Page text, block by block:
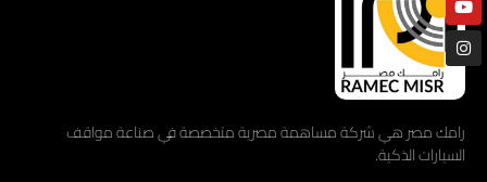
رامك مصر هي شركة مساهمة مصرية متخصصة في صناعة مواقف
السيارات الذكية.